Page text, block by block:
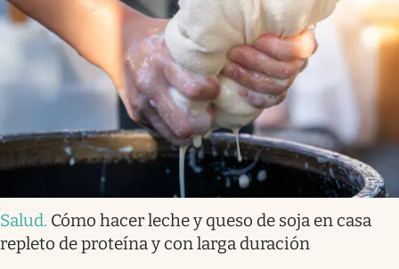
Salud. Cómo hacer leche y queso de soja en casa
repleto de proteína y con larga duración